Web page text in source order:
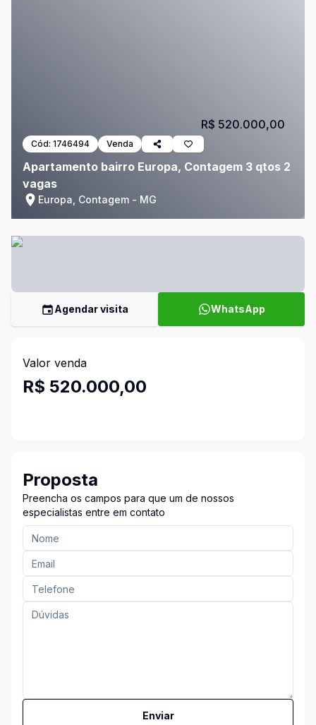
Cód: 1746494 Venda
Apartamento bairro Europa, Contagem 3 qtos 2
vagas
Europa, Contagem - MG
R$ 520.000,00
Agendar visita WhatsApp
Valor venda
R$ 520.000,00
Proposta
Preencha os campos para que um de nossos
especialistas entre em contato
Enviar